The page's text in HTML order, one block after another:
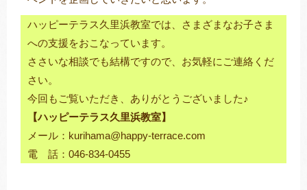
ハッピーテラス久里浜教室では、さまざまなお子さま
への支援をおこなっています。
ささいな相談でも結構ですので、お気軽にご連絡くだ
さい。
今回もご覧いただき、ありがとうございました♪
【ハッピーテラス久里浜教室】
メール：kurihama@happy-terrace.com
電 話：046-834-0455